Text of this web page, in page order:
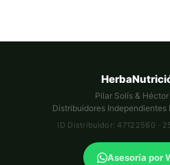
Pilar Solís &
Distribuidores Independientes
ID Distribuidor: 47122560 ·
Asesoría por